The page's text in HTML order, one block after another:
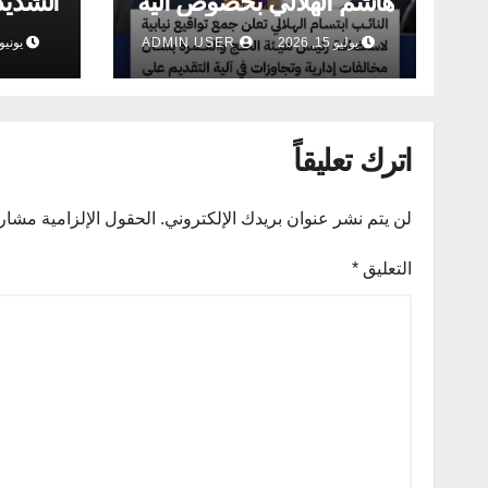
التقديم على قرعة الحج
يوليو 15, 2026 ADMIN USER يونيو 22, 2026
اترك تعليقاً
لن يتم نشر عنوان بريدك الإلكتروني. الحقول الإلزامية مشار
التعليق *